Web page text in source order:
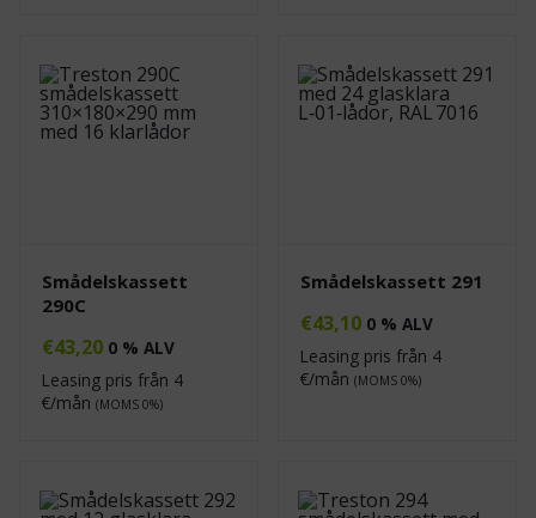
Smådelskassett
290C
€43,20 0 % ALV
Leasing pris från 4
€/mån (MOMS 0%)
Smådelskassett 291
€43,10 0 % ALV
Leasing pris från 4
€/mån (MOMS 0%)